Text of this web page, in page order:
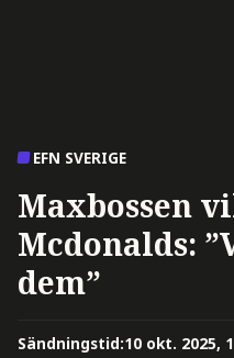
EFN SVERIGE
Maxbossen
Mcdonalds:
dem”
Sändningstid:10 okt. 2025,